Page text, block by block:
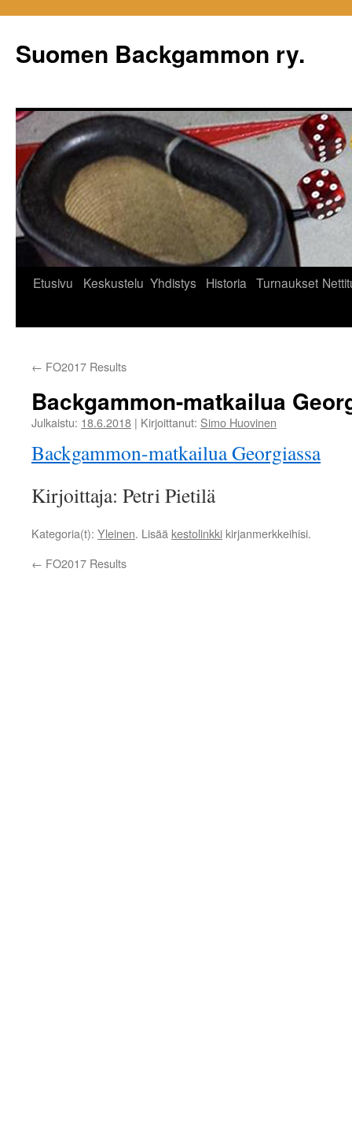
Suomen Backgammon ry.
Etusivu Keskustelu Yhdistys Historia Turnaukset
← FO2017 Results
Backgammon-matkailua
Julkaistu: 18.6.2018 | Kirjoittanut: Simo Huovinen
Backgammon-matkailua Georgiassa
Kirjoittaja: Petri Pietilä
Kategoria(t): Yleinen. Lisää kestolinkki kirjanmerkkeihisi.
← FO2017 Results